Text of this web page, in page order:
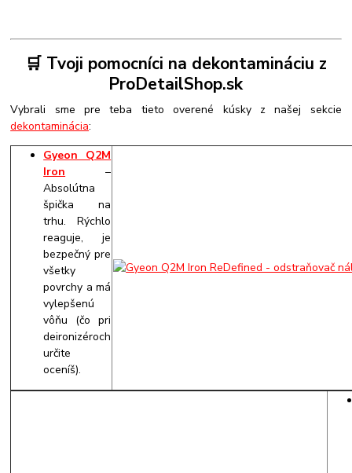
🛒 Tvoji pomocníci na dekontamináciu z
ProDetailShop.sk
Vybrali sme pre teba tieto overené kúsky z našej sekcie
dekontaminácia:
Gyeon Q2M
Iron –
Absolútna
špička na
trhu. Rýchlo
reaguje, je
bezpečný pre
všetky
povrchy a má
vylepšenú
vôňu (čo pri
deironizéroch
určite
oceníš).